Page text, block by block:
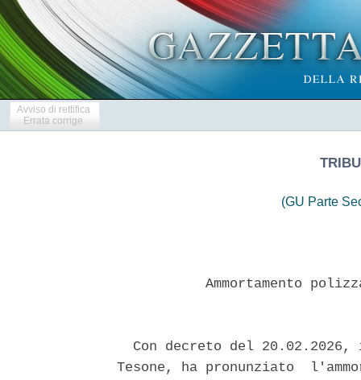
Avviso di rettifica
Errata corrige
(GU Parte
Ammortamento
Con decreto del 20.02.2026,
Tesone, ha pronunziato